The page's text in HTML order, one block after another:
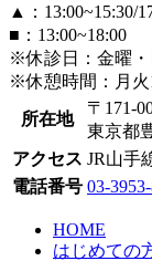
▲：13:00~15:30/
■：13:00~18:00
※休診日：金曜・
※休憩時間：月火
所在地
〒171-
東京都
アクセス JR山手
電話番号 03-
HOME
はじめての